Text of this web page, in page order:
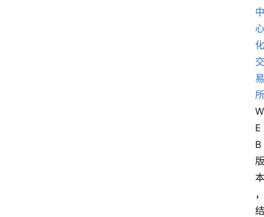
中
心
化
交
易
所
W
E
B
版
本
，
结